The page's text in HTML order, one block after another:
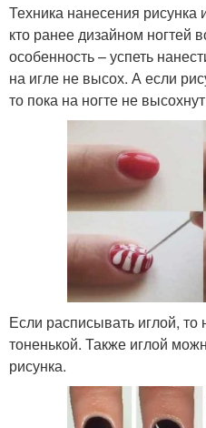
Техника нанесения рисунка
кто ранее дизайном ногтей
особенность – успеть
на игле не высох. А если
то пока на ногте не
Если расписывать иглой,
тоненькой. Также иглой
рисунка.